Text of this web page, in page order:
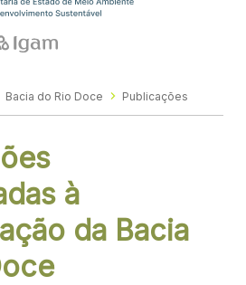
Bacia do Rio Doce Publicações
à
da Bacia